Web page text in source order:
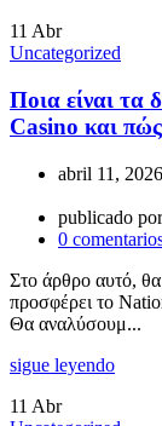
11 Abr
Uncategorized
Ποια είναι τα
Casino και
abril 11, 2026
publicado
0
Στο άρθρο αυτό,
προσφέρει το
Θα αναλύσουμ...
sigue leyendo
11 Abr